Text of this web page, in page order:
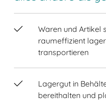
Waren und Artikel
raumeffizient
transportieren
Lagergut in
bereithalten und